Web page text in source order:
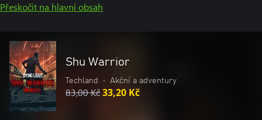
Přeskočit na hlavní obsah
Shu Warrior
Techland • Akční a adventury
83,00 Kč33,20 Kč